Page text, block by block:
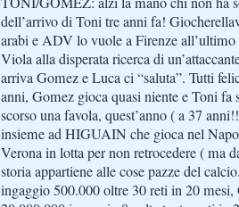
dell’arrivo di Toni tre anni fa!
arabi e ADV lo vuole a Firenze
Viola alla disperata ricerca di
arriva Gomez e Luca ci “saluta”. Tutti
anni, Gomez gioca quasi niente e Toni fa
scorso una favola, quest’anno ( a 37
insieme ad HIGUAIN che gioca nel
Verona in lotta per non retrocedere ( ma
storia appartiene alle cose pazze del
ingaggio 500.000 oltre 30 reti in 20 mesi,